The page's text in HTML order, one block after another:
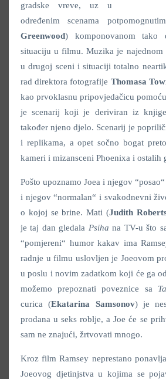
gradske vreve, uz u
određenim scenama
Greenwood) komponovanom
situaciju u filmu. Muzika je najednom
u drugoj sceni i situaciji totalno
rad direktora fotografije Thomasa
kao prvoklasnu pripovjedačicu
je scenarij koji je deriviran iz knjige
također njeno djelo. Scenarij je
i replikama, a opet sočno bogat
kameri i mizansceni Phoenixa i ostalih
Pošto upoznamo Joea i njegov
i njegov “normalan“ i svakodnevni
o kojoj se brine. Mati (Judith
je taj dan gledala Psihana TV-u što
“pomjereni“ humor kakav ima
radnje u filmu uslovljen je Joeovom
u poslu i novim zadatkom koji će ga
možemo prepoznati poveznice sa
curica (Ekatarina Samsonov) je
prodana u seks roblje, a Joe će se
sam ne znajući, žrtvovati mnogo.
Kroz film Ramsey neprestano
Joeovog djetinjstva u kojima se